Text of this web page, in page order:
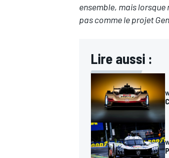
ensemble, mais lorsque
pas comme le projet
Lire aussi :